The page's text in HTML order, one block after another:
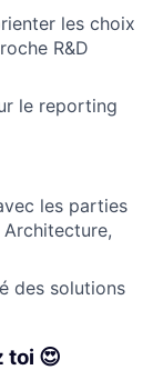
les choix
R&D
le reporting
les parties
des solutions
toi 😍